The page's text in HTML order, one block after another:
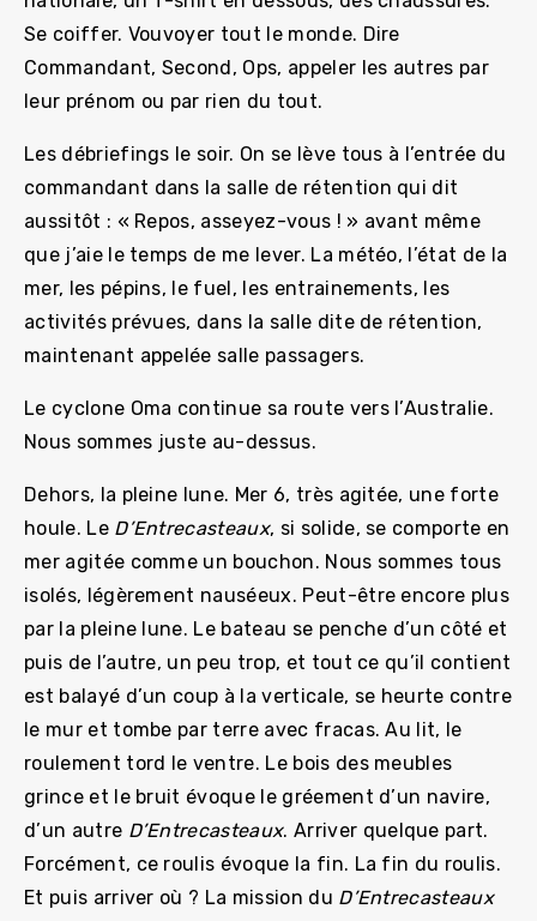
Se coiffer. Vouvoyer tout le monde. Dire
Commandant, Second, Ops, appeler les autres par
leur prénom ou par rien du tout.
Les débriefings le soir. On se lève tous à l’entrée du
commandant dans la salle de rétention qui dit
aussitôt : « Repos, asseyez-vous ! » avant même
que j’aie le temps de me lever. La météo, l’état de la
mer, les pépins, le fuel, les entrainements, les
activités prévues, dans la salle dite de rétention,
maintenant appelée salle passagers.
Le cyclone Oma continue sa route vers l’Australie.
Nous sommes juste au-dessus.
Dehors, la pleine lune. Mer 6, très agitée, une forte
houle. Le D’Entrecasteaux, si solide, se comporte en
mer agitée comme un bouchon. Nous sommes tous
isolés, légèrement nauséeux. Peut-être encore plus
par la pleine lune. Le bateau se penche d’un côté et
puis de l’autre, un peu trop, et tout ce qu’il contient
est balayé d’un coup à la verticale, se heurte contre
le mur et tombe par terre avec fracas. Au lit, le
roulement tord le ventre. Le bois des meubles
grince et le bruit évoque le gréement d’un navire,
d’un autre D’Entrecasteaux. Arriver quelque part.
Forcément, ce roulis évoque la fin. La fin du roulis.
Et puis arriver où ? La mission du D’Entrecasteaux